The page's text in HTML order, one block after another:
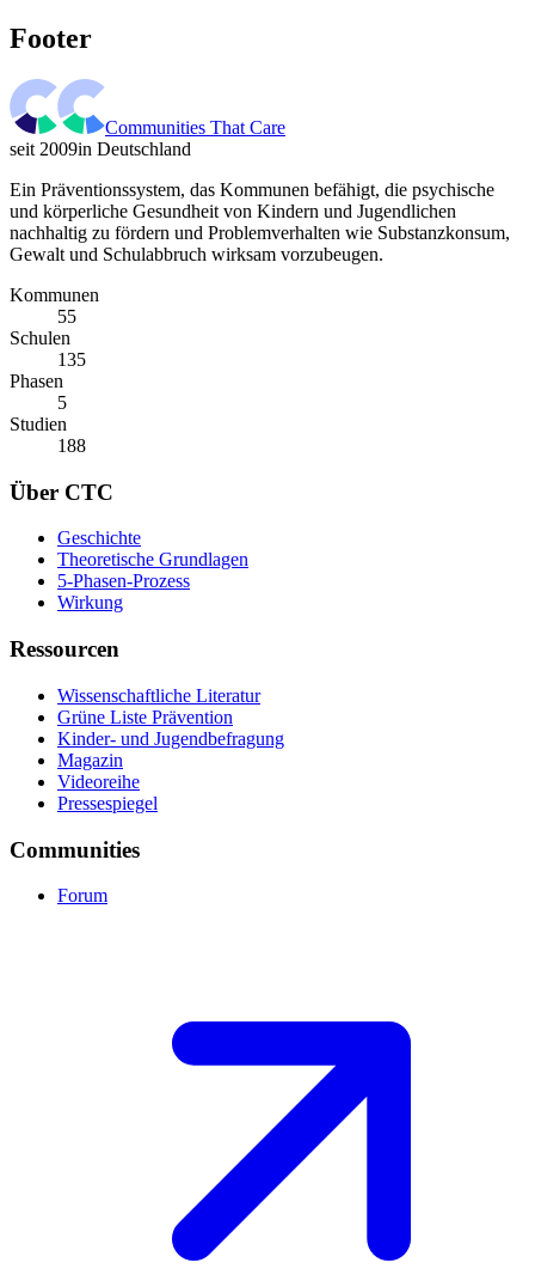
Footer
Communities That Care
seit 2009in Deutschland
Ein Präventionssystem, das Kommunen befähigt, die psychische
und körperliche Gesundheit von Kindern und Jugendlichen
nachhaltig zu fördern und Problemverhalten wie Substanzkonsum,
Gewalt und Schulabbruch wirksam vorzubeugen.
Kommunen
55
Schulen
135
Phasen
5
Studien
188
Über CTC
Geschichte
Theoretische Grundlagen
5-Phasen-Prozess
Wirkung
Ressourcen
Wissenschaftliche Literatur
Grüne Liste Prävention
Kinder- und Jugendbefragung
Magazin
Videoreihe
Pressespiegel
Communities
Forum